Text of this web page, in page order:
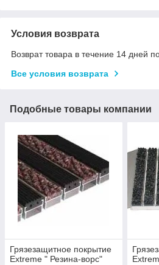
Условия возврата
Возврат товара в течение 14 дней
Все условия возврата
Подобные товары компании
Грязезащитное покрытие
Extreme " Резина-ворс"